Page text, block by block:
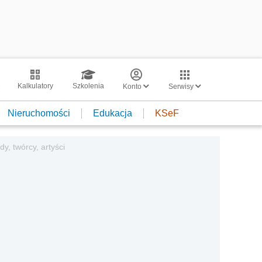
Kalkulatory Szkolenia Konto Serwisy
Nieruchomości Edukacja KSeF
twórcy, artyści